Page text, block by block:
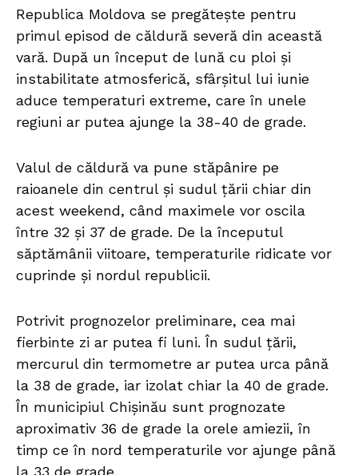
Republica Moldova se pregătește pentru
primul episod de căldură severă din această
vară. După un început de lună cu ploi și
instabilitate atmosferică, sfârșitul lui iunie
aduce temperaturi extreme, care în unele
regiuni ar putea ajunge la 38-40 de grade.
Valul de căldură va pune stăpânire pe
raioanele din centrul și sudul țării chiar din
acest weekend, când maximele vor oscila
între 32 și 37 de grade. De la începutul
săptămânii viitoare, temperaturile ridicate vor
cuprinde și nordul republicii.
Potrivit prognozelor preliminare, cea mai
fierbinte zi ar putea fi luni. În sudul țării,
mercurul din termometre ar putea urca până
la 38 de grade, iar izolat chiar la 40 de grade.
În municipiul Chișinău sunt prognozate
aproximativ 36 de grade la orele amiezii, în
timp ce în nord temperaturile vor ajunge până
la 33 de grade.